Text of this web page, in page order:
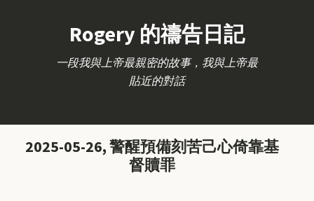
Rogery 的禱告日記
一段我與上帝最親密的故事，我與上帝最
貼近的對話
2025-05-26, 警醒預備刻苦己心倚靠基
督贖罪